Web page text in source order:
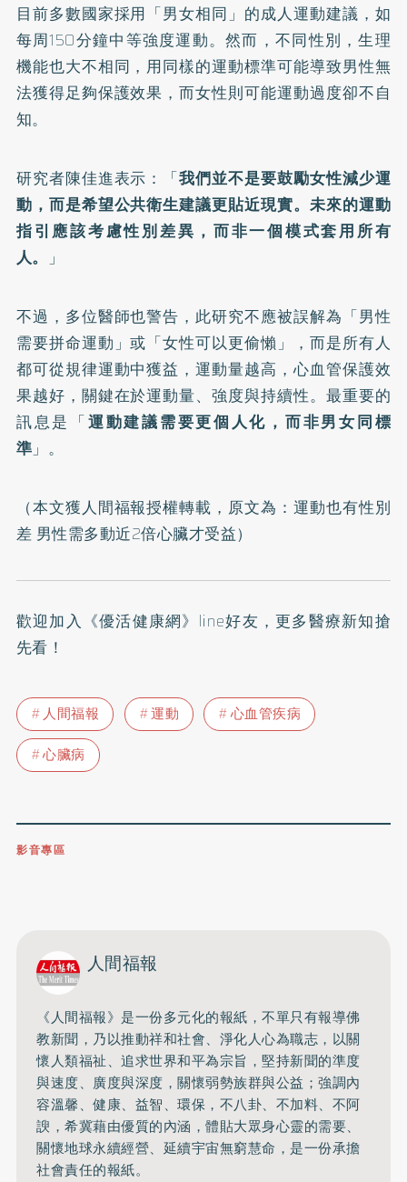
目前多數國家採用「男女相同」的成人運動建議，如
每周150分鐘中等強度運動。然而，不同性別，生理
機能也大不相同，用同樣的運動標準可能導致男性無
法獲得足夠保護效果，而女性則可能運動過度卻不自
知。
研究者陳佳進表示：「我們並不是要鼓勵女性減少運
動，而是希望公共衛生建議更貼近現實。未來的運動
指引應該考慮性別差異，而非一個模式套用所有
人。
」
不過，多位醫師也警告，此研究不應被誤解為「男性
需要拼命運動」或「女性可以更偷懶」，而是所有人
都可從規律運動中獲益，運動量越高，心血管保護效
果越好，關鍵在於運動量、強度與持續性。最重要的
訊息是「運動建議需要更個人化，而非男女同標
準 」。
（本文獲人間福報授權轉載，原文為： 運動也有性別
差 男性需多動近2倍心臟才受益）
歡迎加入 《優活健康網》line好友 ，更多醫療新知搶
先看！
人間福報 運動
心血管疾病
心臟病
影音專區
人間福報
《人間福報》是一份多元化的報紙，不單只有報導佛
教新聞，乃以推動祥和社會、淨化人心為職志，以關
懷人類福祉、追求世界和平為宗旨，堅持新聞的準度
與速度、廣度與深度，關懷弱勢族群與公益；強調內
容溫馨、健康、益智、環保，不八卦、不加料、不阿
諛，希冀藉由優質的內涵，體貼大眾身心靈的需要、
關懷地球永續經營、延續宇宙無窮慧命，是一份承擔
社會責任的報紙。